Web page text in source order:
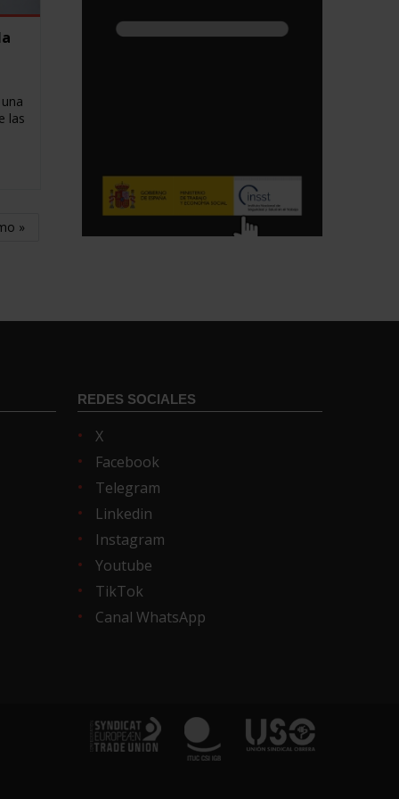
las
»
REDES SOCIALES
X
Facebook
Telegram
Linkedin
Instagram
Youtube
TikTok
Canal WhatsApp